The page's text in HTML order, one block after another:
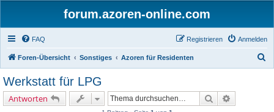
forum.azoren-online.com
FAQ Anmelden
Registrieren
Foren-Übersicht Sonstiges Azoren für Residenten
Werkstatt für LPG
Antworten Suche